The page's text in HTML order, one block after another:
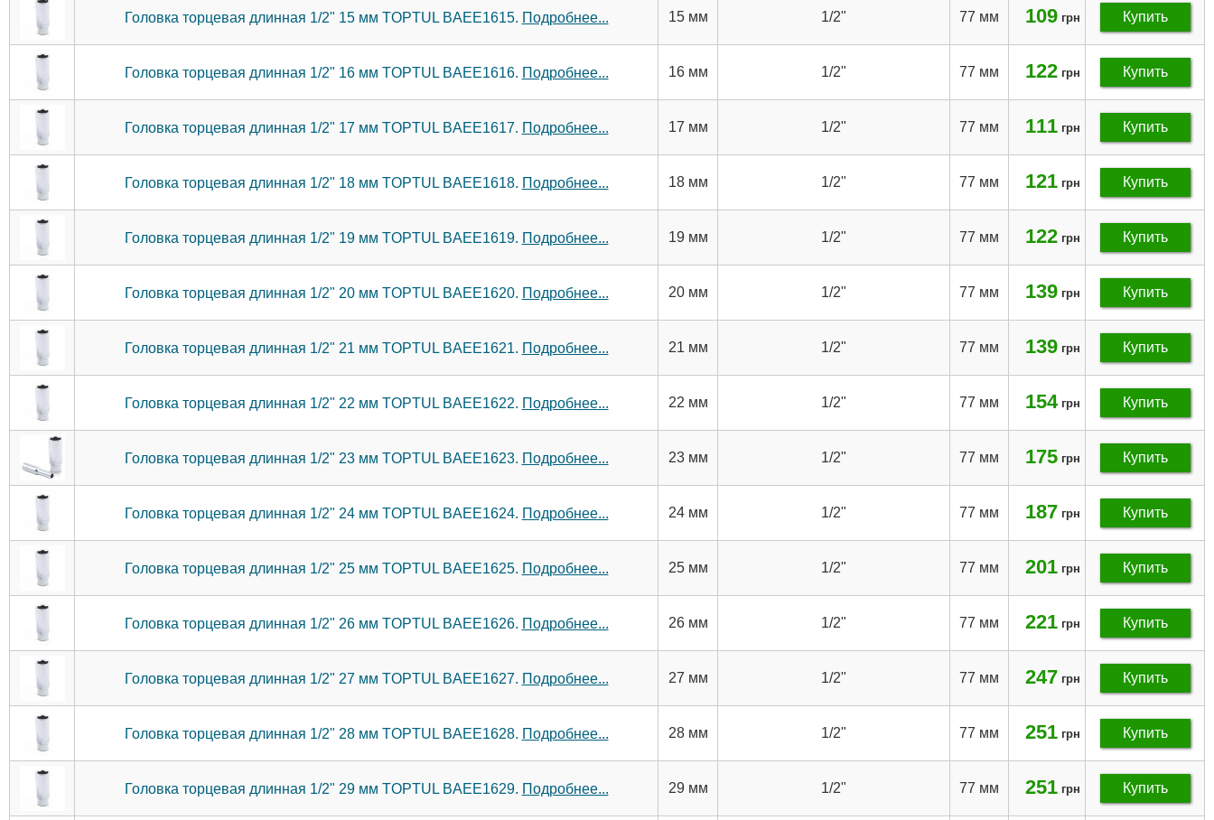
Головка торцевая длинная 1/2" 15 мм TOPTUL BAEE1615. Подробнее... 15 мм 1/2" 77 мм 109 грн Купить
Головка торцевая длинная 1/2" 16 мм TOPTUL BAEE1616. Подробнее... 16 мм 1/2" 77 мм 122 грн Купить
Головка торцевая длинная 1/2" 17 мм TOPTUL BAEE1617. Подробнее... 17 мм 1/2" 77 мм 111 грн Купить
Головка торцевая длинная 1/2" 18 мм TOPTUL BAEE1618. Подробнее... 18 мм 1/2" 77 мм 121 грн Купить
Головка торцевая длинная 1/2" 19 мм TOPTUL BAEE1619. Подробнее... 19 мм 1/2" 77 мм 122 грн Купить
Головка торцевая длинная 1/2" 20 мм TOPTUL BAEE1620. Подробнее... 20 мм 1/2" 77 мм 139 грн Купить
Головка торцевая длинная 1/2" 21 мм TOPTUL BAEE1621. Подробнее... 21 мм 1/2" 77 мм 139 грн Купить
Головка торцевая длинная 1/2" 22 мм TOPTUL BAEE1622. Подробнее... 22 мм 1/2" 77 мм 154 грн Купить
Головка торцевая длинная 1/2" 23 мм TOPTUL BAEE1623. Подробнее... 23 мм 1/2" 77 мм 175 грн Купить
Головка торцевая длинная 1/2" 24 мм TOPTUL BAEE1624. Подробнее... 24 мм 1/2" 77 мм 187 грн Купить
Головка торцевая длинная 1/2" 25 мм TOPTUL BAEE1625. Подробнее... 25 мм 1/2" 77 мм 201 грн Купить
Головка торцевая длинная 1/2" 26 мм TOPTUL BAEE1626. Подробнее... 26 мм 1/2" 77 мм 221 грн Купить
Головка торцевая длинная 1/2" 27 мм TOPTUL BAEE1627. Подробнее... 27 мм 1/2" 77 мм 247 грн Купить
Головка торцевая длинная 1/2" 28 мм TOPTUL BAEE1628. Подробнее... 28 мм 1/2" 77 мм 251 грн Купить
Головка торцевая длинная 1/2" 29 мм TOPTUL BAEE1629. Подробнее... 29 мм 1/2" 77 мм 251 грн Купить